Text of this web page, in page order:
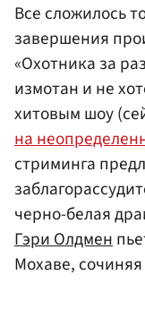
Все сложилось
завершения
«Охотника за
измотан и не
хитовым шоу
на
стриминга
черно-белая
Гэри Олдмен
Мохаве,